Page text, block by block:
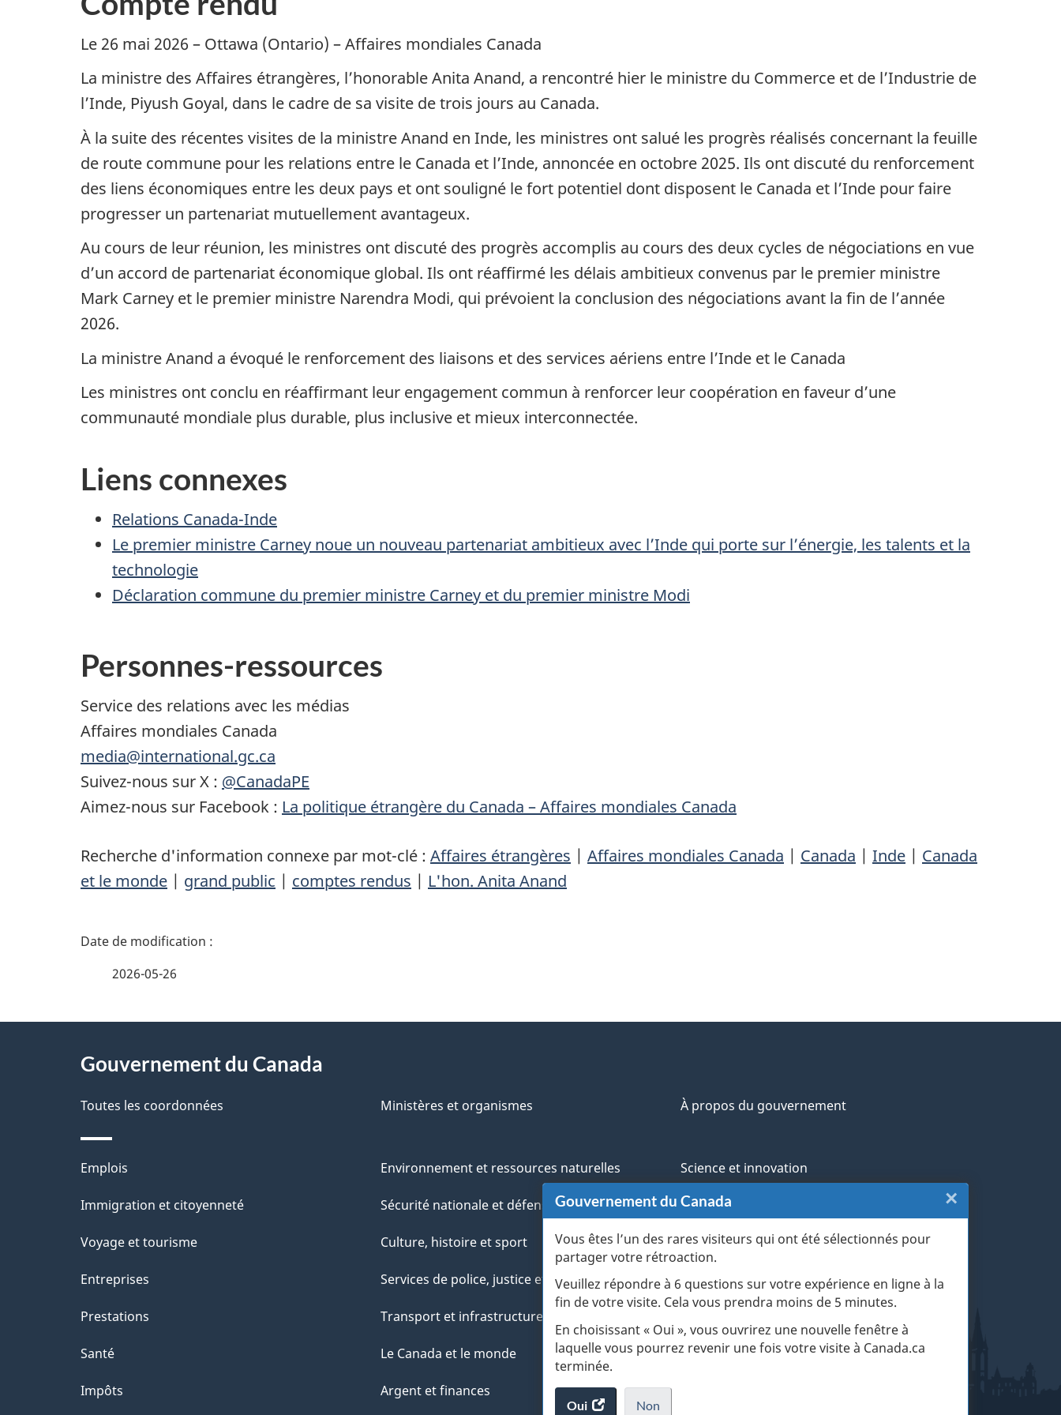
Gouvernement du Canada
Vous êtes l’un des rares visiteurs qui ont été sélectionnés pour
partager votre rétroaction.
Veuillez répondre à 6 questions sur votre expérience en ligne à la
fin de votre visite. Cela vous prendra moins de 5 minutes.
En choisissant « Oui », vous ouvrirez une nouvelle fenêtre à
laquelle vous pourrez revenir une fois votre visite à Canada.ca
terminée.
Oui accéder
Non
×
Le 26 mai 2026 – Ottawa (Ontario) – Affaires mondiales Canada
La ministre des Affaires étrangères, l’honorable Anita Anand, a rencontré hier le ministre du Commerce et de l’Industrie de
l’Inde, Piyush Goyal, dans le cadre de sa visite de trois jours au Canada.
À la suite des récentes visites de la ministre Anand en Inde, les ministres ont salué les progrès réalisés concernant la feuille
de route commune pour les relations entre le Canada et l’Inde, annoncée en octobre 2025. Ils ont discuté du renforcement
des liens économiques entre les deux pays et ont souligné le fort potentiel dont disposent le Canada et l’Inde pour faire
progresser un partenariat mutuellement avantageux.
Au cours de leur réunion, les ministres ont discuté des progrès accomplis au cours des deux cycles de négociations en vue
d’un accord de partenariat économique global. Ils ont réaffirmé les délais ambitieux convenus par le premier ministre
Mark Carney et le premier ministre Narendra Modi, qui prévoient la conclusion des négociations avant la fin de l’année
2026.
La ministre Anand a évoqué le renforcement des liaisons et des services aériens entre l’Inde et le Canada
Les ministres ont conclu en réaffirmant leur engagement commun à renforcer leur coopération en faveur d’une
communauté mondiale plus durable, plus inclusive et mieux interconnectée.
Liens connexes
Relations Canada-Inde
Le premier ministre Carney noue un nouveau partenariat ambitieux avec l’Inde qui porte sur l’énergie, les talents et la
technologie
Déclaration commune du premier ministre Carney et du premier ministre Modi
Personnes-ressources
Service des relations avec les médias
Affaires mondiales Canada
media@international.gc.ca
Suivez-nous sur X : @CanadaPE
Aimez-nous sur Facebook : La politique étrangère du Canada – Affaires mondiales Canada
Recherche d'information connexe par mot-clé : Affaires étrangères | Affaires mondiales Canada | Canada | Inde | Canada
et le monde | grand public | comptes rendus | L'hon. Anita Anand
D
a
l
s
d
e
l
a
p
a
2026-05-26
proposGouvernement du Canada
Toutes les coordonnées Ministères et organismes À propos du gouvernement
Thèmes
et
Emplois
Immigration et citoyenneté
Voyage et tourisme
Entreprises
Prestations
Santé
Impôts
Environnement et ressources naturelles
Sécurité nationale et défense
Culture, histoire et sport
Services de police, justice et urgences
Transport et infrastructure
Le Canada et le monde
Argent et finances
Science et innovation
Autochtones
Vétérans et militaires
Jeunesse
Gérer les événements de la vie